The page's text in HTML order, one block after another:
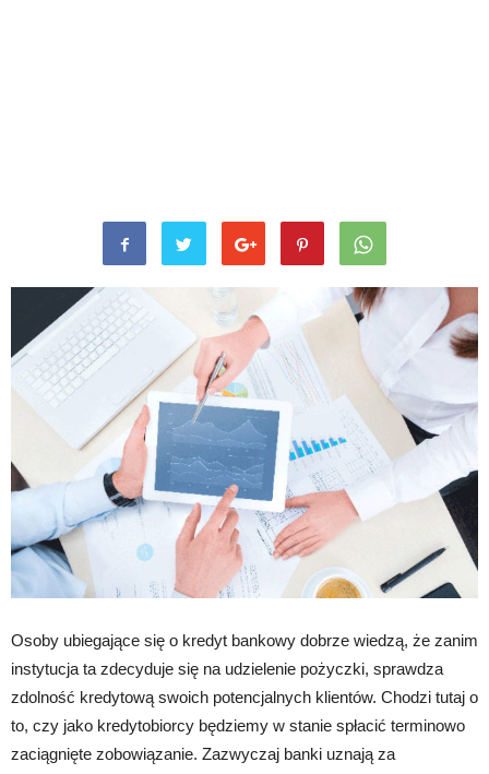
Osoby ubiegające się o kredyt bankowy dobrze wiedzą, że zanim
instytucja ta zdecyduje się na udzielenie pożyczki, sprawdza
zdolność kredytową swoich potencjalnych klientów. Chodzi tutaj o
to, czy jako kredytobiorcy będziemy w stanie spłacić terminowo
zaciągnięte zobowiązanie. Zazwyczaj banki uznają za